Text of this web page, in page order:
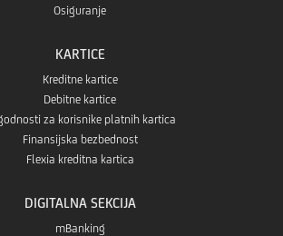
Osiguranje
KARTICE
Kreditne kartice
Debitne kartice
za korisnike platnih kartica
Finansijska bezbednost
Flexia kreditna kartica
DIGITALNA SEKCIJA
mBanking